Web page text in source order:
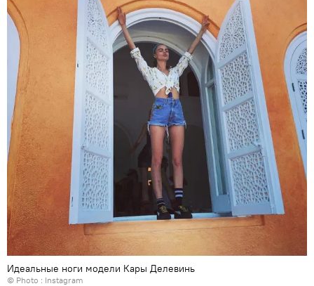
Идеальные ноги модели Кары Делевинь
© Photo : Instagram